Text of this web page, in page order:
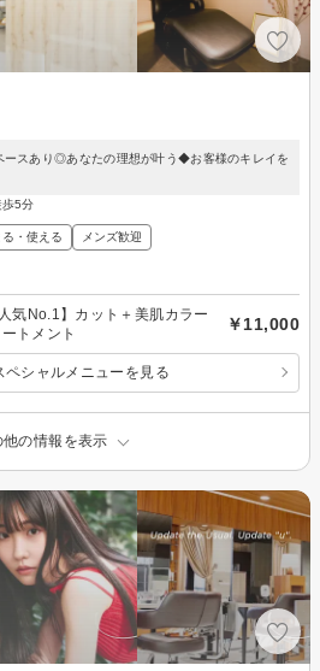
ースあり◎あなたの理想が叶う◆お客様のキレイを
5分
・使える メンズ歓迎
気No.1】カット＋美肌カラー
トメント
￥11,000
ペシャルメニューを見る
他の情報を表示